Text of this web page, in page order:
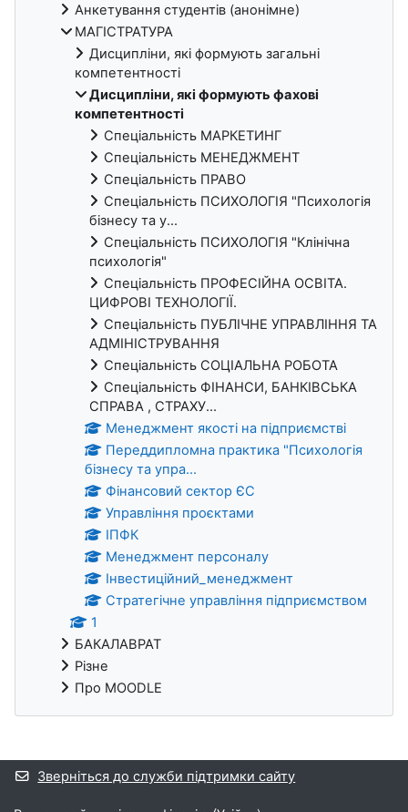
Анкетування студентів (анонімне)
МАГІСТРАТУРА
Дисципліни, які формують загальні
компетентності
Дисципліни, які формують фахові
компетентності
Спеціальність МАРКЕТИНГ
Спеціальність МЕНЕДЖМЕНТ
Спеціальність ПРАВО
Спеціальність ПСИХОЛОГІЯ "Психологія
бізнесу та у...
Спеціальність ПСИХОЛОГІЯ "Клінічна
психологія"
Спеціальність ПРОФЕСІЙНА ОСВІТА.
ЦИФРОВІ ТЕХНОЛОГІЇ.
Спеціальність ПУБЛІЧНЕ УПРАВЛІННЯ ТА
АДМІНІСТРУВАННЯ
Спеціальність СОЦІАЛЬНА РОБОТА
Спеціальність ФІНАНСИ, БАНКІВСЬКА
СПРАВА , СТРАХУ...
Менеджмент якості на підприємстві
Переддипломна практика "Психологія
бізнесу та упра...
Фінансовий сектор ЄС
Управління проєктами
ІПФК
Менеджмент персоналу
Інвестиційний_менеджмент
Стратегічне управління підприємством
1
БАКАЛАВРАТ
Різне
Про MOODLE
Додаткові блоки
Зверніться до служби підтримки сайту